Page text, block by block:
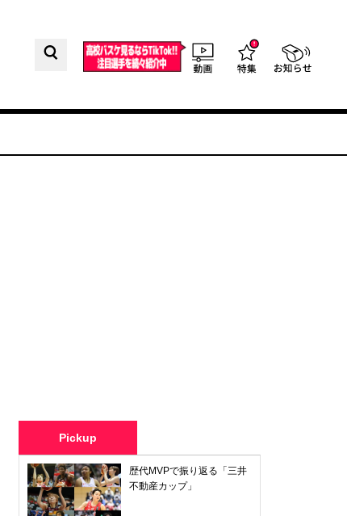
Pickup
歴代MVPで振り返る「三井
不動産カップ」